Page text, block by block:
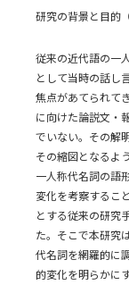
研究の背景と目的
従来の近代語の一
として当時の話し
焦点があてられて
に向けた論説文・
でいない。その解
その縮図となるよ
一人称代名詞の語
変化を考察するこ
とする従来の研究
た。そこで本研究
代名詞を網羅的に
的変化を明らかに